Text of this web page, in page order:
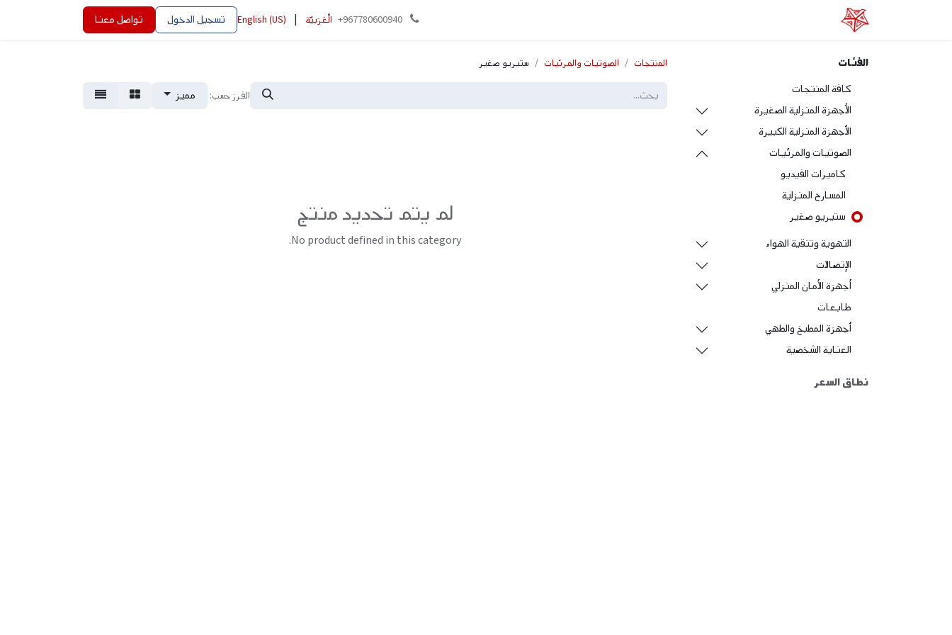
+967780600940 الْعَرَبيّة English (US) تسجيل الدخول تواصل معنا
الفئات
كافة المنتجات
الأجهزة المنزلية الصغيرة
الأجهزة المنزلية الكبيرة
الصوتيات والمرئيات
كاميرات الفيديو
المسارح المنزلية
ستيريو صغير
التهوية وتنقية الهواء
الإتصالات
أجهزة الأمان المنزلي
طابعات
أجهزة المطبخ والطهي
العناية الشخصية
نطاق السعر
المنتجات الصوتيات والمرئيات ستيريو صغير
الفرز حسب: مميز
لم يتم تحديد منتج
No product defined in this category.